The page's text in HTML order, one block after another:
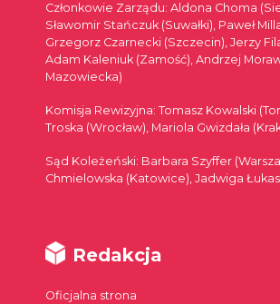
Członkowie Zarządu: Aldona Choma
Sławomir Stańczuk (Suwałki), Paweł
Grzegorz Czarnecki (Szczecin), Jerzy
Adam Kaleniuk (Zamość), Andrzej
Mazowiecka)
Komisja Rewizyjna: Tomasz Kowalski
Troska (Wrocław), Mariola Gwizdała
Sąd Koleżeński: Barbara Szyffer
Chmielowska (Katowice), Jadwiga
Redakcja
Oficjalna strona